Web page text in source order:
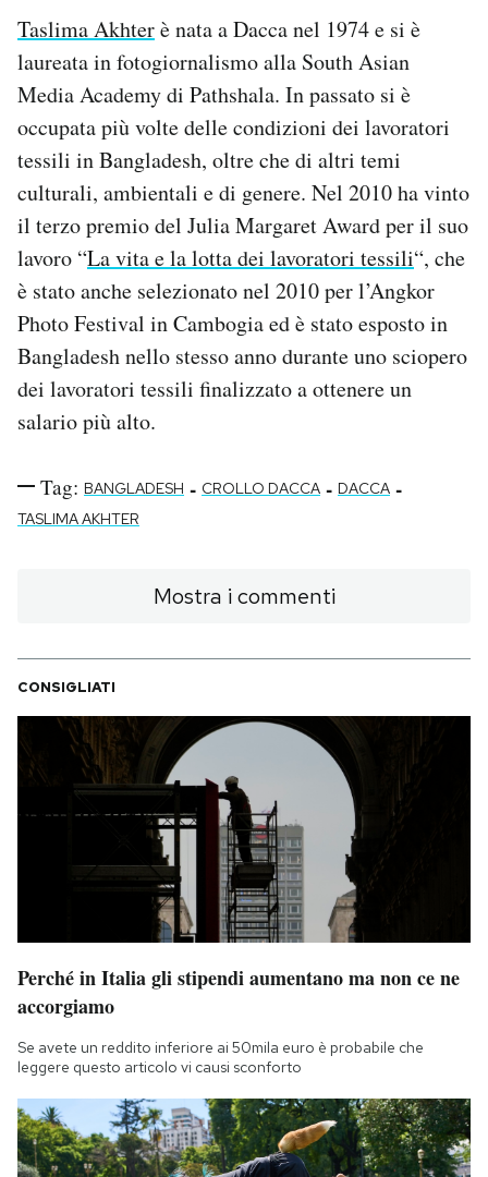
Taslima Akhterè nata a Dacca nel 1974 e si è
laureata in fotogiornalismo alla South Asian
Media Academy di Pathshala. In passato si è
occupata più volte delle condizioni dei lavoratori
tessili in Bangladesh, oltre che di altri temi
culturali, ambientali e di genere. Nel 2010 ha vinto
il terzo premio del Julia Margaret Award per il suo
lavoro “La vita e la lotta dei lavoratori tessili“, che
è stato anche selezionato nel 2010 per l’Angkor
Photo Festival in Cambogia ed è stato esposto in
Bangladesh nello stesso anno durante uno sciopero
dei lavoratori tessili finalizzato a ottenere un
salario più alto.
Tag: BANGLADESH - CROLLO DACCA - DACCA -
TASLIMA AKHTER
Mostra i commenti
CONSIGLIATI
Perché in Italia gli stipendi aumentano ma non ce ne
accorgiamo
Se avete un reddito inferiore ai 50mila euro è probabile che
leggere questo articolo vi causi sconforto